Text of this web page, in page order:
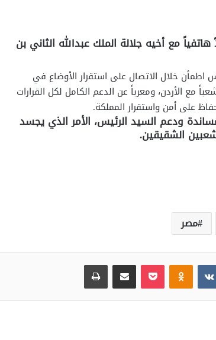
مع أخيه جلالة الملك عبدالله الثاني بن
اطمأن خلال الاتصال على استقرار الأوضاع في
مع الأردن، ومعرباً عن الدعم الكامل لكل القرارات
على أمن واستقرار المملكة.
ودعم السيد الرئيس، الأمر الذي يجسد
الشقيقين.
مصر
بوكيت